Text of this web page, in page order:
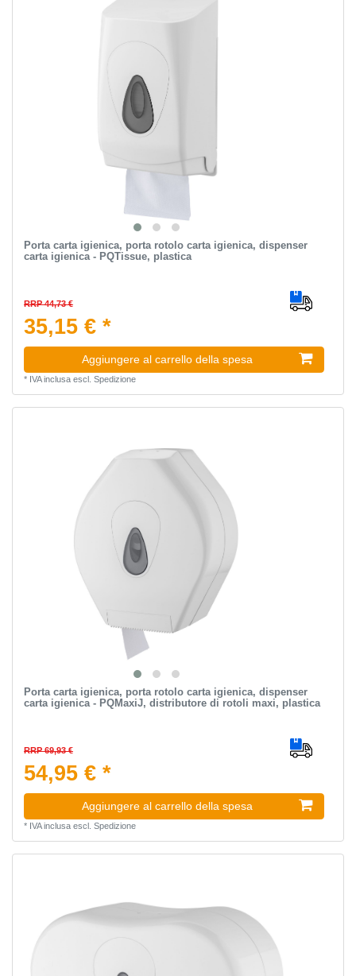
Porta carta igienica, porta rotolo carta igienica, dispenser
carta igienica - PQTissue, plastica
RRP 44,73 €
35,15 € *
Aggiungere al carrello della spesa
* IVA inclusaescl. Spedizione
Porta carta igienica, porta rotolo carta igienica, dispenser
carta igienica - PQMaxiJ, distributore di rotoli maxi, plastica
RRP 69,93 €
54,95 € *
Aggiungere al carrello della spesa
* IVA inclusaescl. Spedizione